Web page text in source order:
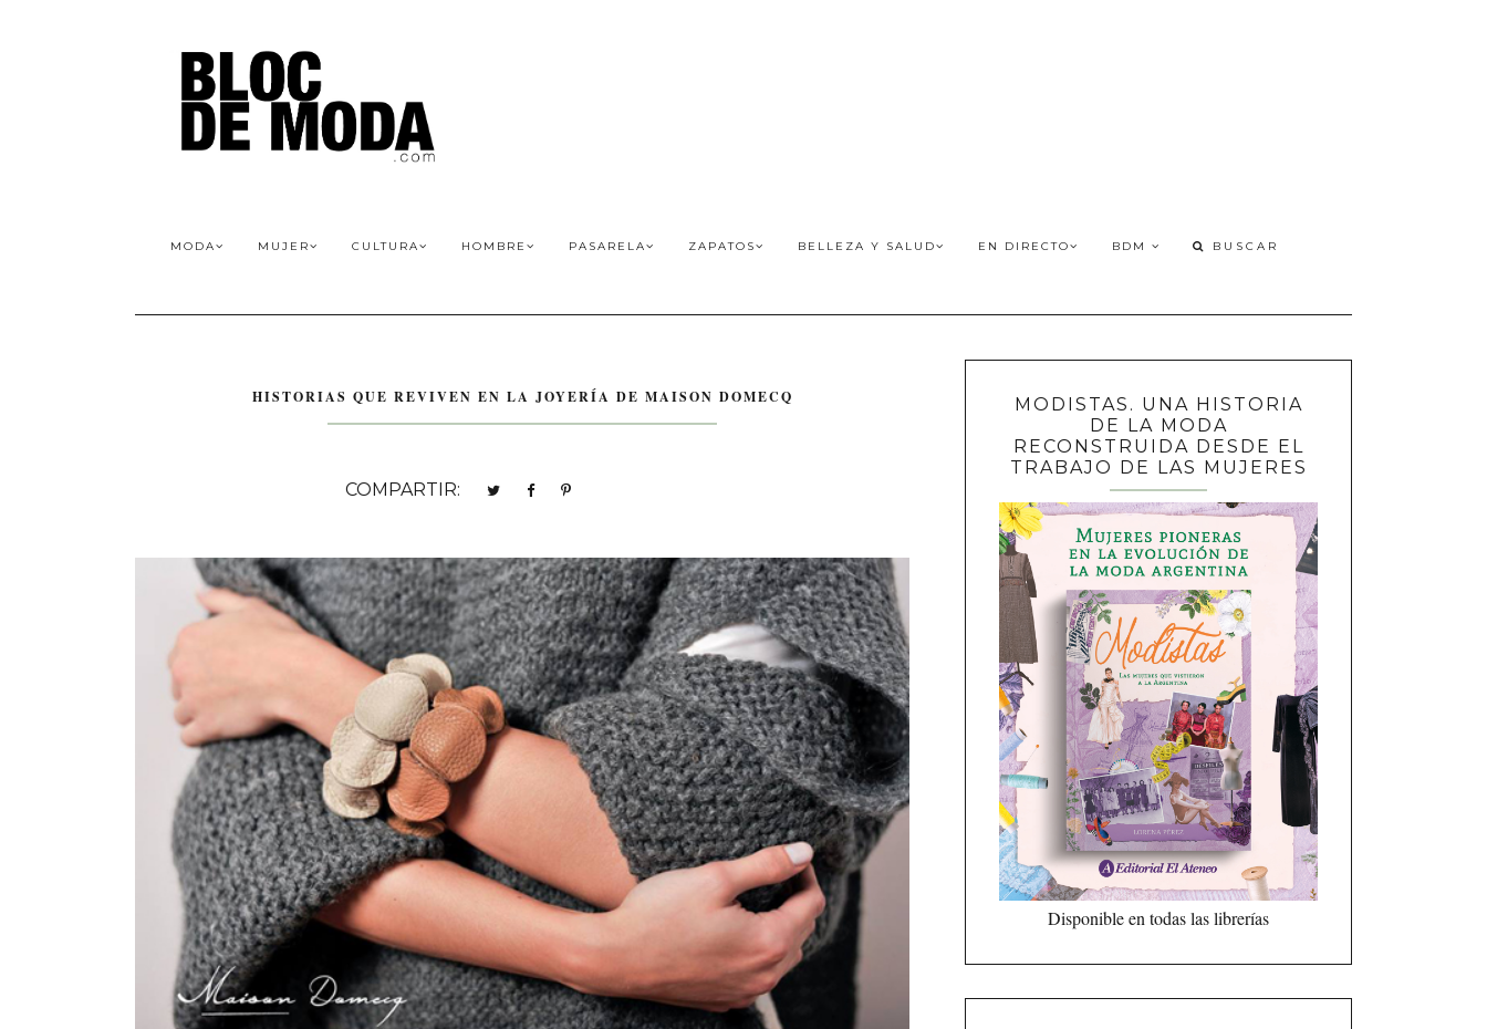
MODA MUJER CULTURA HOMBRE PASARELA ZAPATOS BELLEZA Y SALUD EN DIRECTO BDM
HISTORIAS QUE REVIVEN EN LA JOYERÍA DE MAISON DOMECQ
COMPARTIR:
MODISTAS. UNA HISTORIA
DE LA MODA
RECONSTRUIDA DESDE EL
TRABAJO DE LAS MUJERES
Disponible en todas las librerías